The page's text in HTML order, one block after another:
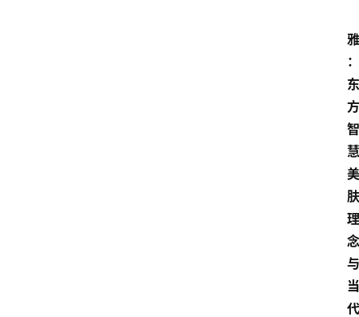
雅
：
东
方
智
慧
美
肤
理
念
与
当
代